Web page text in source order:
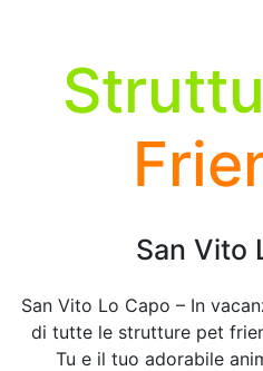
San Vito
San Vito Lo Capo – In
di tutte le strutture pet
Tu e il tuo adorabile